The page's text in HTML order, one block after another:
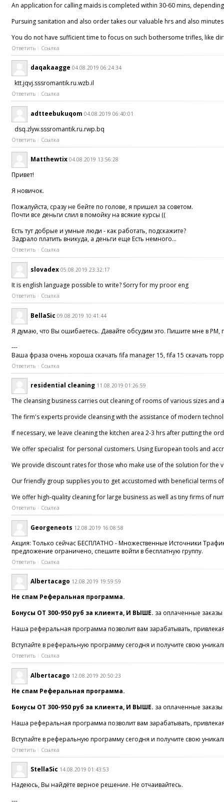
An application for calling maids is completed within 30-60 mins,
Pursuing sanitation and also order takes our valuable hrs and also
You do not have sufficient time to focus on such bothersome trifles, like
Ответить Ссылка
daqakaagge 04.08.2019 06:24:34
ktt.jqvj.sssromantik.ru.wzb.il
Ответить Ссылка
adtteebukuqom 04.08.2019 06:40:01
dsq.zlyw.sssromantik.ru.rwp.bq
Ответить Ссылка
Matthewtix 04.08.2019 13:56:28
Привет!
Я новичок.
Пожалуйста, сразу не бейте по голове, я пришел за советом.
Почти все деньги слил в помойку на всякие курсы ((
Есть тут добрые и умные люди - как работать, подскажите?
Задрало платить вникуда, а деньги еще Есть немного...
Ответить Ссылка
slovadex 05.08.2019 23:32:17
It is english language possible to write? Sorry for my proor eng
Ответить Ссылка
BellaSic 09.08.2019 10:41:44
Я думаю, что Вы ошибаетесь. Давайте обсудим это. Пишите мне в
---
Ваша фраза очень хороша скачать fifa manager 15, fifa 15 скачать
Ответить Ссылка
residential cleaning 11.08.2019 01:26:59
The cleansing business carries out cleaning of rooms of various sizes and
The firm's experts provide cleansing with the assistance of modern
If necessary, we leave cleaning the kitchen area 2-3 hrs after putting the
We offer specialist for personal customers. Using European tools and
We provide discount rates for those who make use of the solution for
Our friendly group supplies you to get accustomed with beneficial terms
We offer high-quality cleaning for large business as well as tiny firms of
Ответить Ссылка
Georgeneots 12.08.2019 16:08:58
Акция: Только сейчас БЕСПЛАТНО - Множественные Источники
предложение ограничено, спешите войти в бесплатную группу.
Ответить Ссылка
Albertacago 12.08.2019 19:59:59
Не спам Реферальная программа.
Бонусы ОТ 300-950 руб за клиента, И ВЫШЕ. за оплаченные
Наша реферальная программа позволит вам зарабатывать,
Вступайте в реферальную программу сегодня и получите свою
Ответить Ссылка
Albertacago 12.08.2019 20:50:23
Не спам Реферальная программа.
Бонусы ОТ 300-950 руб за клиента, И ВЫШЕ. за оплаченные
Наша реферальная программа позволит вам зарабатывать,
Вступайте в реферальную программу сегодня и получите свою
Ответить Ссылка
StellaSic 14.08.2019 01:43:53
Надеюсь, Вы найдёте верное решение. Не отчаивайтесь.